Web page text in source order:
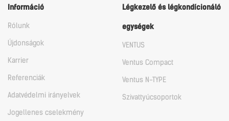
Információ
Rólunk
Újdonságok
Karrier
Referenciák
Adatvédelmi irányelvek
Jogellenes cselekmény
Légkezelő és légkondícionáló
egységek
VENTUS
Ventus Compact
Ventus N-TYPE
Szivattyúcsoportok